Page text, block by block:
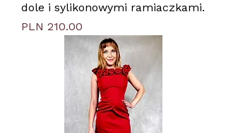
dole i sylikonowymi ramiaczkami.
Price
PLN 210.00